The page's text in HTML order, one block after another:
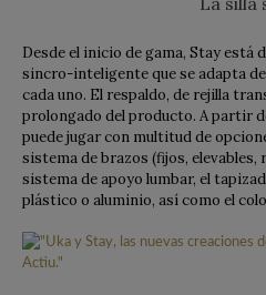
Desde el inicio de gama, Stay está
sincro-inteligente que se adapta
cada uno. El respaldo, de rejilla
prolongado del producto. A partir
puede jugar con multitud de
sistema de brazos (fijos,
sistema de apoyo lumbar, el
plástico o aluminio, así como el